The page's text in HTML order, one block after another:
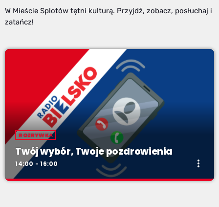
W Mieście Splotów tętni kulturą. Przyjdź, zobacz, posłuchaj i
zatańcz!
ROZRYWKA
Twój wybór, Twoje pozdrowienia
14:00 - 16:00 more_vert